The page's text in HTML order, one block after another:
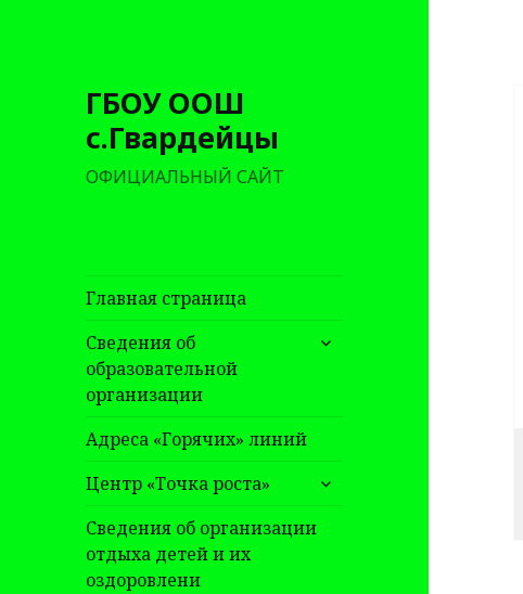
ГБОУ ООШ
с.Гвардейцы
ОФИЦИАЛЬНЫЙ САЙТ
Главная страница
Сведения об
образовательной
организации
раскрыть
Адреса «Горячих» линий
Центр «Точка роста»
раскрыть
дочернее
меню
Сведения об организации
отдыха детей и их
оздоровлени